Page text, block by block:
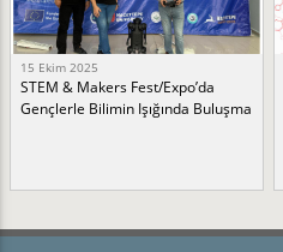
15 Ekim 2025
STEM & Makers Fest/Expo’da
Gençlerle Bilimin Işığında Buluşma